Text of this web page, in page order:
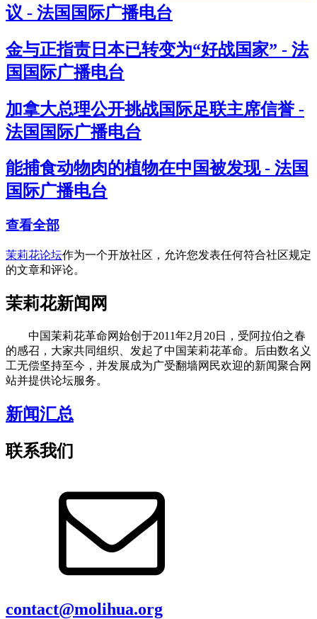
议 - 法国国际广播电台
金与正指责日本已转变为“好战国家” - 法
国国际广播电台
加拿大总理公开挑战国际足联主席信誉 -
法国国际广播电台
能捕食动物肉的植物在中国被发现 - 法国
国际广播电台
查看全部
茉莉花论坛作为一个开放社区，允许您发表任何符合社区规定
的文章和评论。
茉莉花新闻网
中国茉莉花革命网始创于2011年2月20日，受阿拉伯之春
的感召，大家共同组织、发起了中国茉莉花革命。后由数名义
工无偿坚持至今，并发展成为广受翻墙网民欢迎的新闻聚合网
站并提供论坛服务。
新闻汇总
联系我们
contact@molihua.org